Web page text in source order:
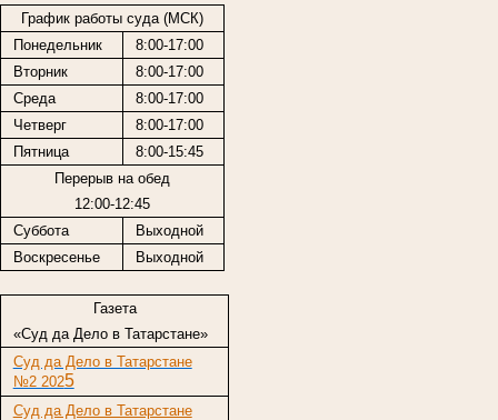
График работы суда (МСК)
Понедельник
8:00-17:00
Вторник
8:00-17:00
Среда
8:00-17:00
Четверг
8:00-17:00
Пятница
8:00-15:45
Перерыв на обед
12:00-12:45
Суббота
Выходной
Воскресенье
Выходной
Газета
«Суд да Дело в Татарстане»
Суд да Дело в Татарстане
№2 2025
Суд да Дело в Татарстане